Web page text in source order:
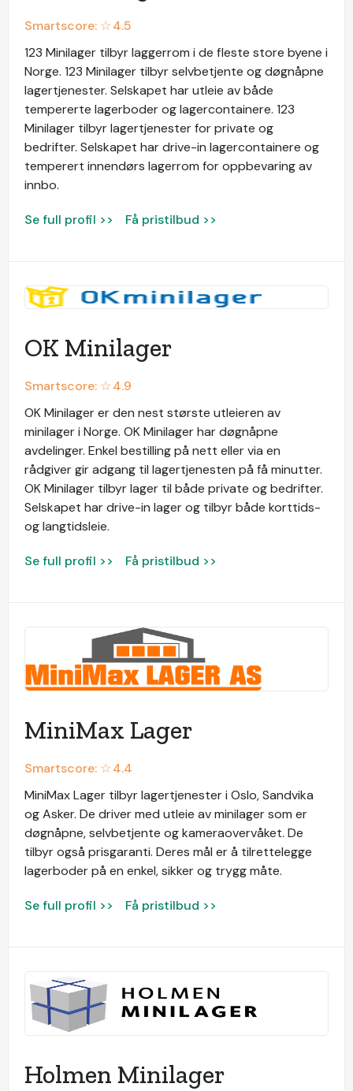
Smartscore: ☆4.5
123 Minilager tilbyr laggerrom i de fleste store byene i
Norge. 123 Minilager tilbyr selvbetjente og døgnåpne
lagertjenester. Selskapet har utleie av både
tempererte lagerboder og lagercontainere. 123
Minilager tilbyr lagertjenester for private og
bedrifter. Selskapet har drive-in lagercontainere og
temperert innendørs lagerrom for oppbevaring av
innbo.
Se full profil >> Få pristilbud >>
OK Minilager
Smartscore: ☆4.9
OK Minilager er den nest største utleieren av
minilager i Norge. OK Minilager har døgnåpne
avdelinger. Enkel bestilling på nett eller via en
rådgiver gir adgang til lagertjenesten på få minutter.
OK Minilager tilbyr lager til både private og bedrifter.
Selskapet har drive-in lager og tilbyr både korttids-
og langtidsleie.
Se full profil >> Få pristilbud >>
MiniMax Lager
Smartscore: ☆4.4
MiniMax Lager tilbyr lagertjenester i Oslo, Sandvika
og Asker. De driver med utleie av minilager som er
døgnåpne, selvbetjente og kameraovervåket. De
tilbyr også prisgaranti. Deres mål er å tilrettelegge
lagerboder på en enkel, sikker og trygg måte.
Se full profil >> Få pristilbud >>
Holmen Minilager